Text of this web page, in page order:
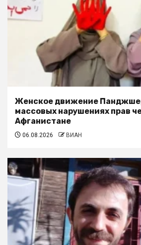
Женское движение
массовых нарушениях прав
Афганистане
06.08.2026 ВИАН